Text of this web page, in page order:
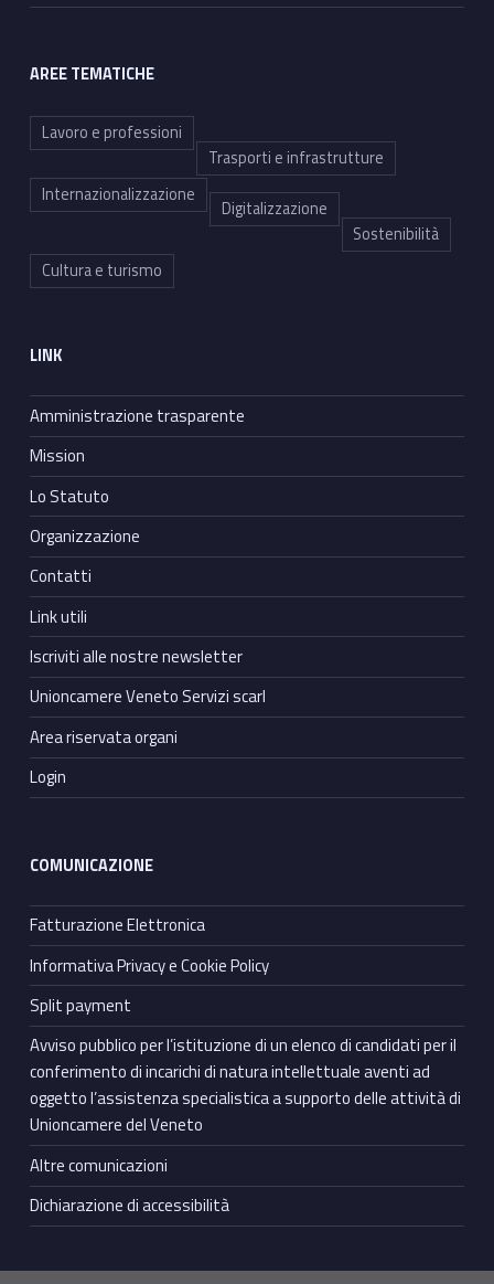
AREE TEMATICHE
Lavoro e professioni
Trasporti e infrastrutture
Internazionalizzazione
Digitalizzazione
Sostenibilità
Cultura e turismo
LINK
Amministrazione trasparente
Mission
Lo Statuto
Organizzazione
Contatti
Link utili
Iscriviti alle nostre newsletter
Unioncamere Veneto Servizi scarl
Area riservata organi
Login
COMUNICAZIONE
Fatturazione Elettronica
Informativa Privacy e Cookie Policy
Split payment
Avviso pubblico per l’istituzione di un elenco di candidati per il
conferimento di incarichi di natura intellettuale aventi ad
oggetto l’assistenza specialistica a supporto delle attività di
Unioncamere del Veneto
Altre comunicazioni
Dichiarazione di accessibilità